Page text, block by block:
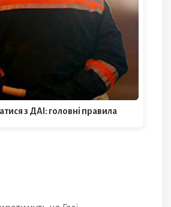
з ДАІ: головні правила